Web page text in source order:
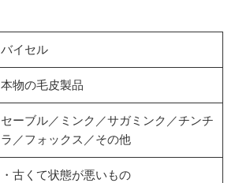
バイセル
本物の毛皮製品
セーブル／ミンク／サガミンク／チンチ
ラ／フォックス／その他
・古くて状態が悪いもの